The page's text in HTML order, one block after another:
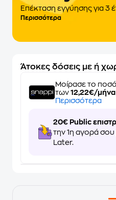
Επέκταση εγγύησης για 3
Περισσότερα
Άτοκες δόσεις με ή
Μοίρασε το
των 12,22€/μήνα
Περισσότερα
20€ Public
την 1η αγορά
Later.